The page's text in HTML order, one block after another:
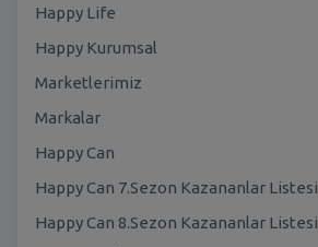
Happy Life
Happy Kurumsal
Marketlerimiz
Markalar
Happy Can
Happy Can 7.Sezon Kazananlar Listesi
Happy Can 8.Sezon Kazananlar Listesi